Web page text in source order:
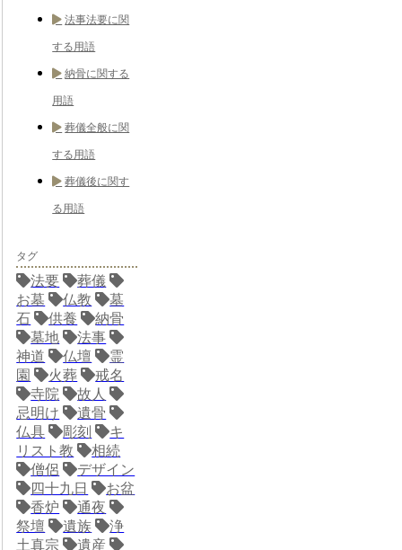
法事法要に関
する用語
納骨に関する
用語
葬儀全般に関
する用語
葬儀後に関す
る用語
タグ
法要
葬儀
お墓
仏教
墓
石
供養
納骨
墓地
法事
神道
仏壇
霊
園
火葬
戒名
寺院
故人
忌明け
遺骨
仏具
彫刻
キ
リスト教
相続
僧侶
デザイン
四十九日
お盆
香炉
通夜
祭壇
遺族
浄
土真宗
遺産